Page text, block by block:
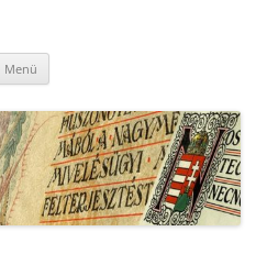
Menü